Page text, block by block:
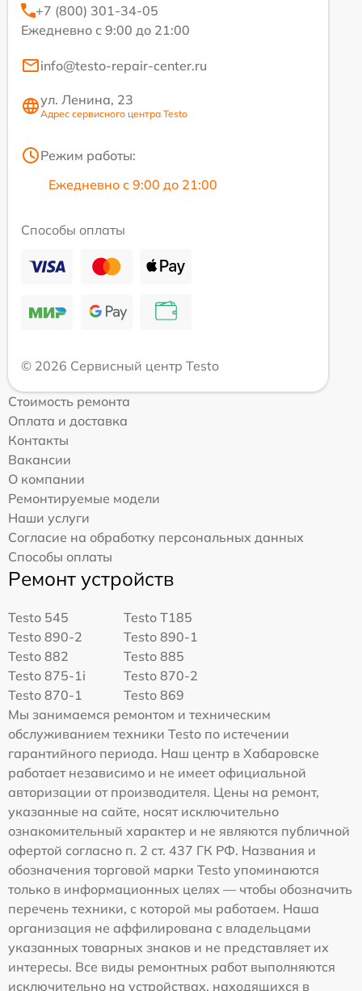
+7 (800) 301-34-05
Ежедневно с 9:00 до 21:00
info@testo-repair-center.ru
ул. Ленина, 23
Адрес сервисного центра Testo
Режим работы:
Ежедневно с 9:00 до 21:00
Способы оплаты
© 2026 Сервисный центр Testo
Стоимость ремонта
Оплата и доставка
Контакты
Вакансии
О компании
Ремонтируемые модели
Наши услуги
Согласие на обработку персональных данных
Способы оплаты
Ремонт устройств
Testo 545
Testo T185
Testo 890-2
Testo 890-1
Testo 882
Testo 885
Testo 875-1i
Testo 870-2
Testo 870-1
Testo 869
Мы занимаемся ремонтом и техническим
обслуживанием техники Testo по истечении
гарантийного периода. Наш центр в Хабаровске
работает независимо и не имеет официальной
авторизации от производителя. Цены на ремонт,
указанные на сайте, носят исключительно
ознакомительный характер и не являются публичной
офертой согласно п. 2 ст. 437 ГК РФ. Названия и
обозначения торговой марки Testo упоминаются
только в информационных целях — чтобы обозначить
перечень техники, с которой мы работаем. Наша
организация не аффилирована с владельцами
указанных товарных знаков и не представляет их
интересы. Все виды ремонтных работ выполняются
исключительно на устройствах, находящихся в